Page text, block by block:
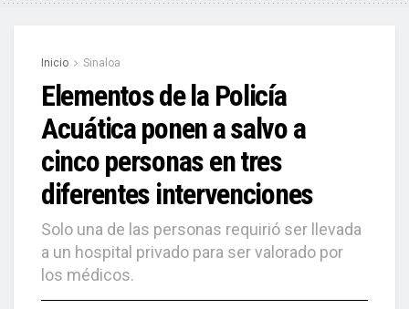
Inicio Sinaloa
Elementos de la Policía
Acuática ponen a salvo a
cinco personas en tres
diferentes intervenciones
Solo una de las personas requirió ser llevada
a un hospital privado para ser valorado por
los médicos.